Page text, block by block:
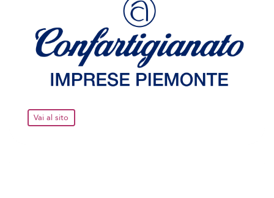
Vai al sito